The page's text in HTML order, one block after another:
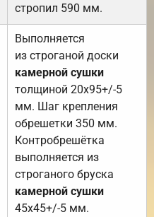
стропил 590 мм.
Выполняется
из строганой доски
камерной сушки
толщиной 20х95+/-5
мм. Шаг крепления
обрешетки 350 мм.
Контробрешётка
выполняется из
строганого бруска
камерной сушки
45х45+/-5 мм.